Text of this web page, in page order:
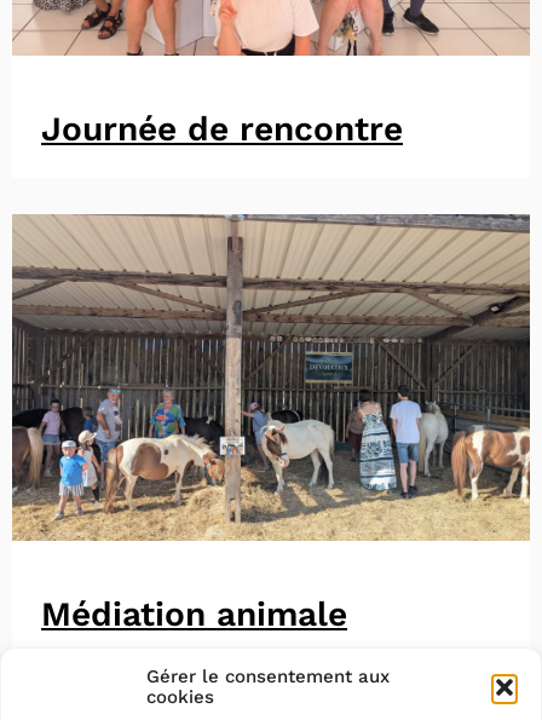
Gérer le consentement aux
cookies
Journée de rencontre
Médiation animale